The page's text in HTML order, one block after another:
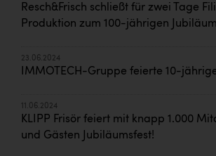
Resch&Frisch schließt für zwei Tage
Produktion zum 100-jährigen Jubiläum
23.06.2024
IMMOTECH-Gruppe feierte 10-
11.06.2024
KLIPP Frisör feiert mit knapp 1.000
und Gästen Jubiläumsfest!